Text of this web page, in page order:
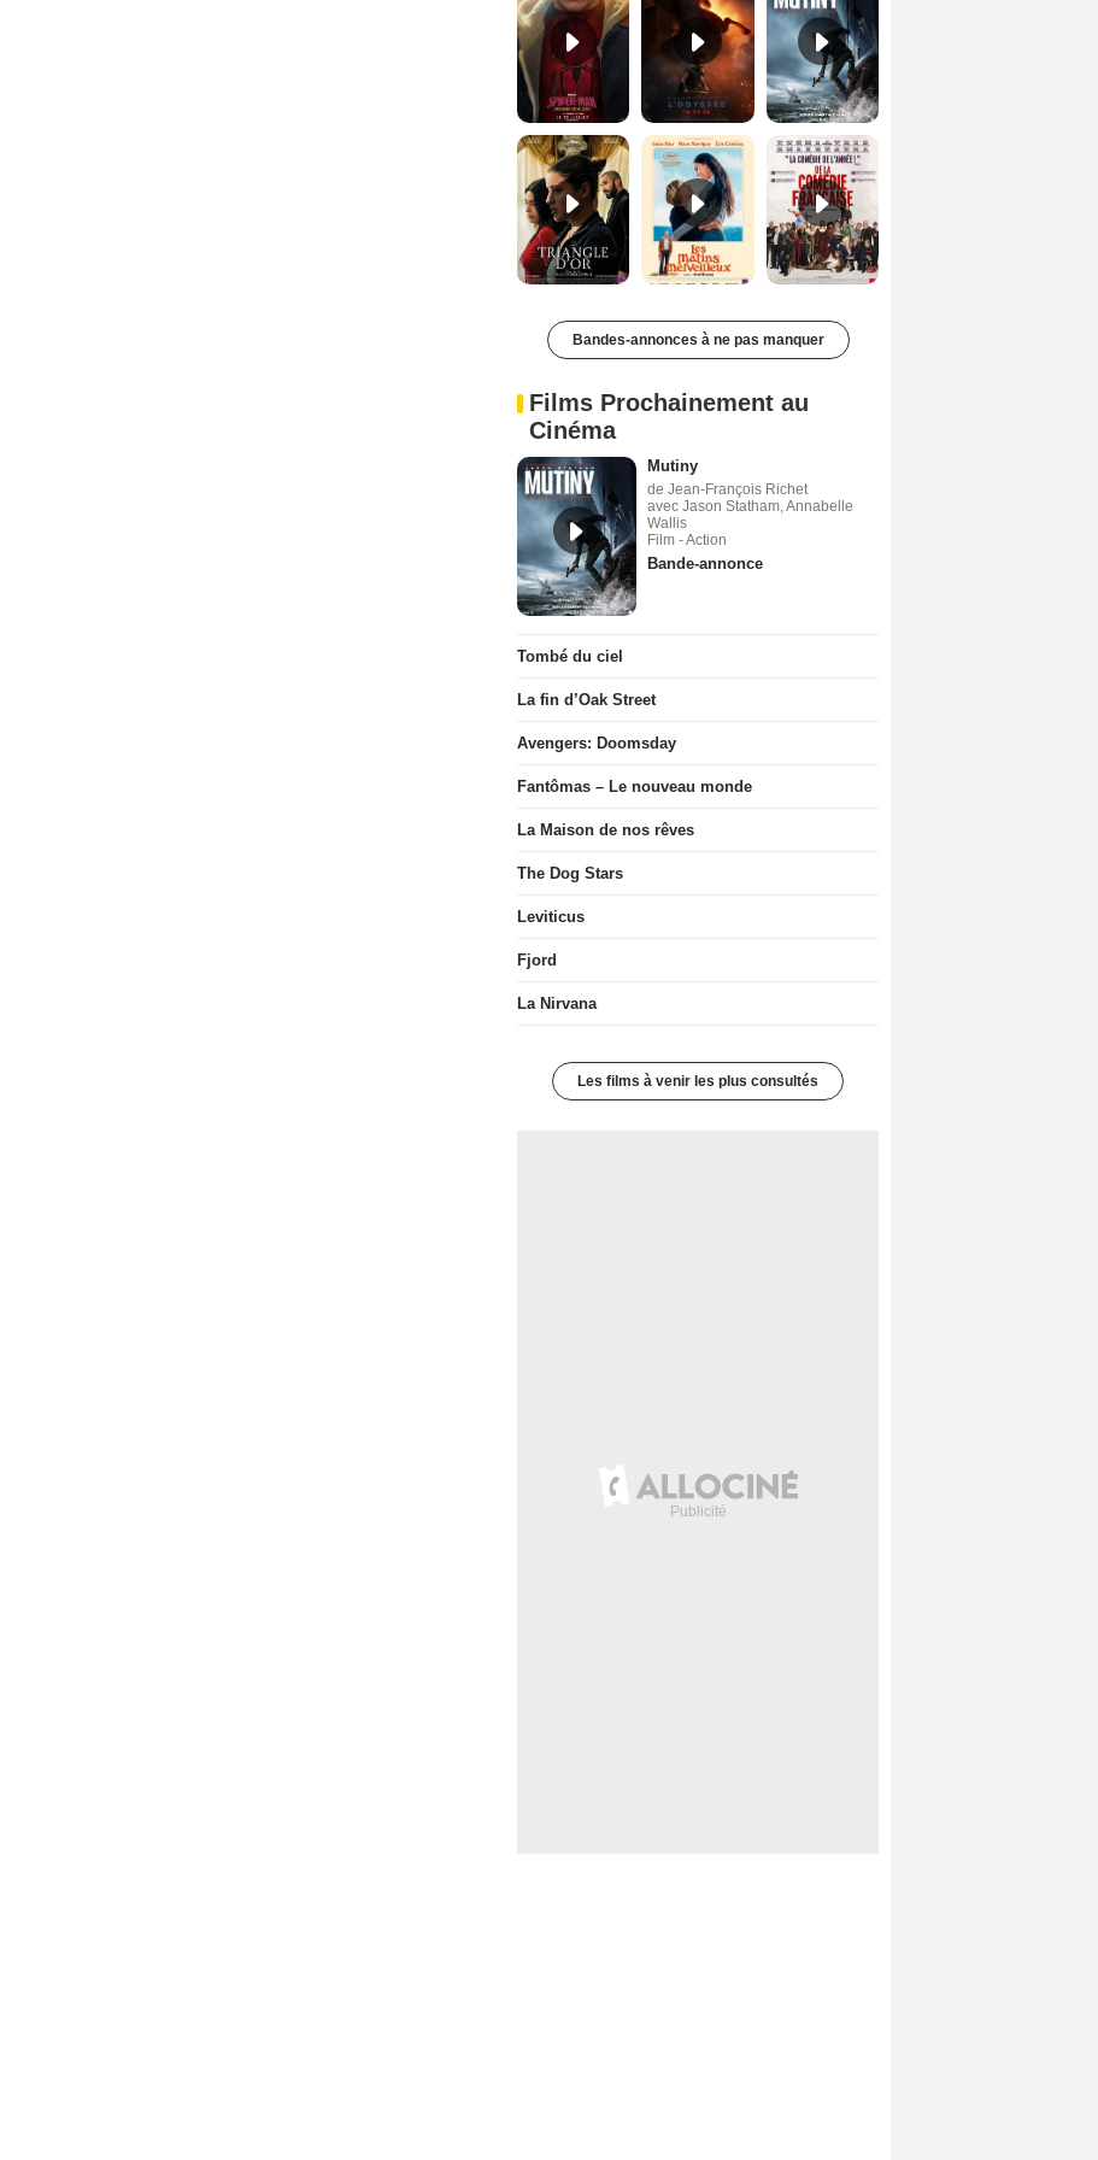
Les Matins merveilleux Bande-annonce VF De la Comédie-Française Teaser VF
Bandes-annonces à ne pas manquer
Films Prochainement au
Cinéma
Mutiny
de Jean-François Richet
avec Jason Statham, Annabelle
Wallis
Film - Action
Bande-annonce
Tombé du ciel
La fin d’Oak Street
Avengers: Doomsday
Fantômas – Le nouveau monde
La Maison de nos rêves
The Dog Stars
Leviticus
Fjord
La Nirvana
Les films à venir les plus consultés